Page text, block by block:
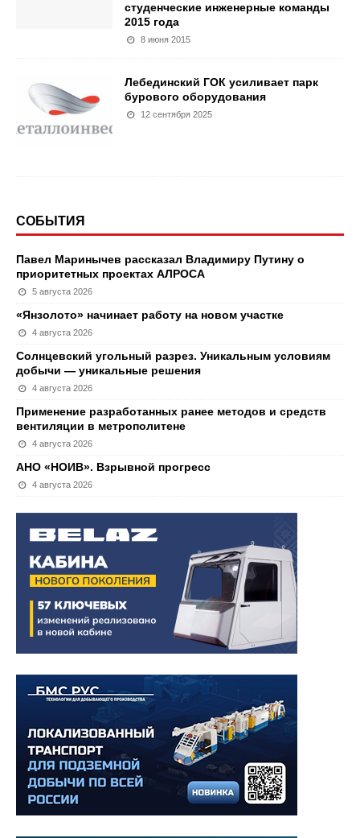
студенческие инженерные команды
2015 года
8 июня 2015
Лебединский ГОК усиливает парк
бурового оборудования
12 сентября 2025
СОБЫТИЯ
Павел Маринычев рассказал Владимиру Путину о
приоритетных проектах АЛРОСА
5 августа 2026
«Янзолото» начинает работу на новом участке
4 августа 2026
Солнцевский угольный разрез. Уникальным условиям
добычи — уникальные решения
4 августа 2026
Применение разработанных ранее методов и средств
вентиляции в метрополитене
4 августа 2026
АНО «НОИВ». Взрывной прогресс
4 августа 2026